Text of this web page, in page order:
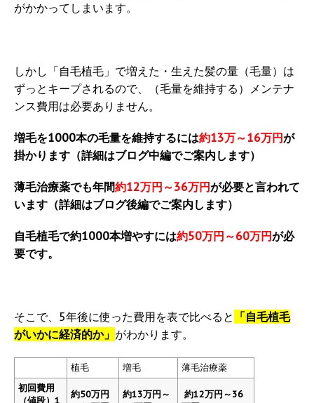
がかかってしまいます。
しかし「自毛植毛」で増えた・生えた髪の量（毛量）は
ずっとキープされるので、（毛量を維持する）メンテナ
ンス費用は必要ありません。
増毛を1000本の毛量を維持するには約13万～16万円が
掛かります（詳細はブログ中編でご案内します）
薄毛治療薬でも年間約12万円～36万円が必要と言われて
います（詳細はブログ後編でご案内します）
自毛植毛で約1000本増やすには約50万円～60万円が必
要です。
そこで、5年後に使った費用を表で比べると 「自毛植毛
がいかに経済的か」 がわかります。
植毛 増毛
薄毛治療薬
初回費用
（値段）1
約50万円
約13万円～
約12万円～36